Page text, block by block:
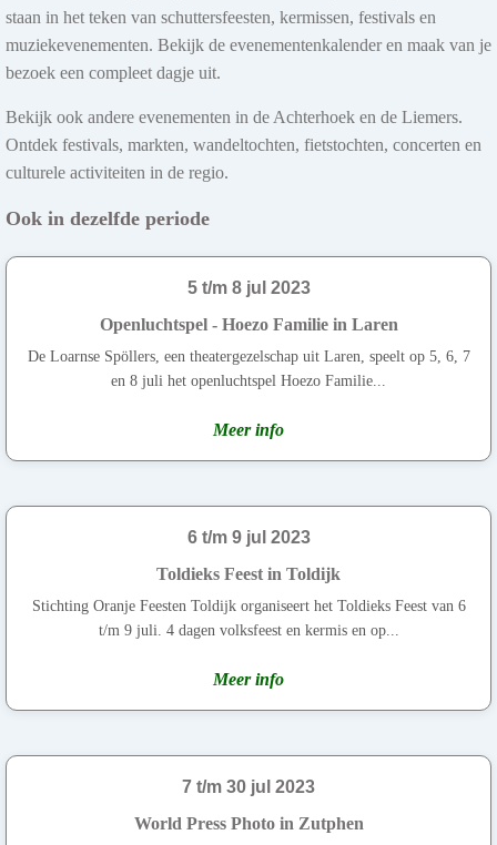
staan in het teken van schuttersfeesten, kermissen, festivals en
muziekevenementen. Bekijk de evenementenkalender en maak van je
bezoek een compleet dagje uit.
Bekijk ook andere evenementen in de Achterhoek en de Liemers.
Ontdek festivals, markten, wandeltochten, fietstochten, concerten en
culturele activiteiten in de regio.
Ook in dezelfde periode
5 t/m 8 jul 2023
Openluchtspel - Hoezo Familie in Laren
De Loarnse Spöllers, een theatergezelschap uit Laren, speelt op 5, 6, 7
en 8 juli het openluchtspel Hoezo Familie...
Meer info
6 t/m 9 jul 2023
Toldieks Feest in Toldijk
Stichting Oranje Feesten Toldijk organiseert het Toldieks Feest van 6
t/m 9 juli. 4 dagen volksfeest en kermis en op...
Meer info
7 t/m 30 jul 2023
World Press Photo in Zutphen